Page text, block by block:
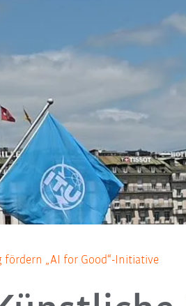
fördern „AI for Good“-Initiative